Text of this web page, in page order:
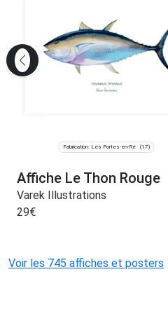
Fabrication: Les Portes-en-Ré (17)
Affiche Le Thon Rouge
Varek Illustrations
29€
Voir les 745 affiches et posters